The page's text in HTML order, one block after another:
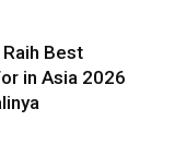
Best
in Asia 2026